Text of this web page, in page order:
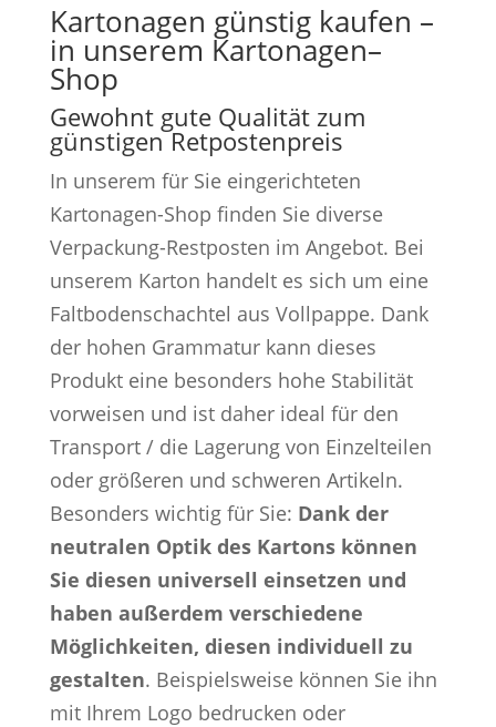
Kartonagen günstig kaufen –
in unserem Kartonagen–
Shop
Gewohnt gute Qualität zum
günstigen Retpostenpreis
In unserem für Sie eingerichteten
Kartonagen-Shop finden Sie diverse
Verpackung-Restposten im Angebot. Bei
unserem Karton handelt es sich um eine
Faltbodenschachtel aus Vollpappe. Dank
der hohen Grammatur kann dieses
Produkt eine besonders hohe Stabilität
vorweisen und ist daher ideal für den
Transport / die Lagerung von Einzelteilen
oder größeren und schweren Artikeln.
Besonders wichtig für Sie: Dank der
neutralen Optik des Kartons können
Sie diesen universell einsetzen und
haben außerdem verschiedene
Möglichkeiten, diesen individuell zu
gestalten. Beispielsweise können Sie ihn
mit Ihrem Logo bedrucken oder